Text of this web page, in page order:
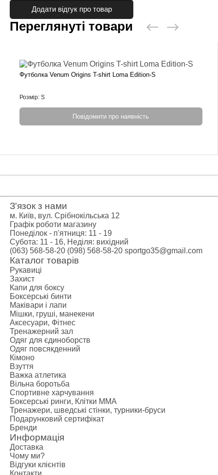
Додати відгук про товар
Переглянуті товари
Футболка Venum Origins T-shirt Loma Edition-S
Розмір: S
Повідомити про наявність
З'язок з нами
м. Київ, вул. Срібнокільська 12
Графік роботи магазину
Понеділок - п'ятниця: 11 - 19
Субота: 11 - 16, Неділя: вихідний
(063) 568-58-20 (098) 568-58-20 sportgo35@gmail.com
Каталог товарів
Рукавиці
Захист
Капи для боксу
Боксерські бинти
Маківари і лапи
Мішки, груші, манекени
Аксесуари, Фітнес
Тренажерний зал
Одяг для єдиноборств
Одяг повсякденний
Кімоно
Взуття
Важка атлетика
Вільна боротьба
Спортивне харчування
Боксерські ринги, Клітки ММА
Тренажери, шведські стінки, турники-бруси
Подарунковий сертифікат
Бренди
Информація
Доставка
Чому ми?
Відгуки клієнтів
Контакти